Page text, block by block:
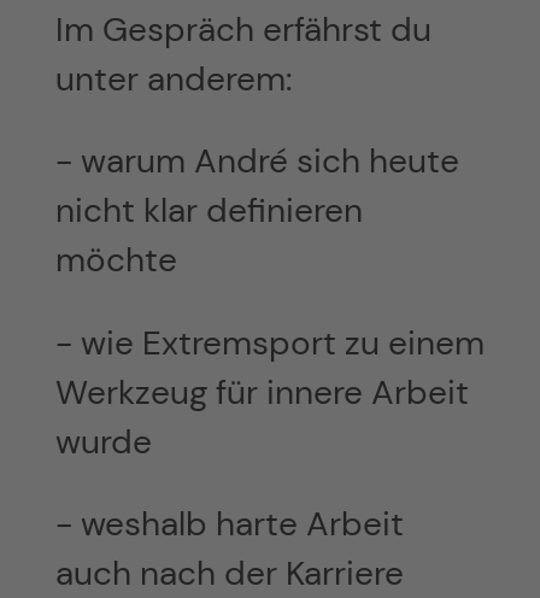
Im Gespräch erfährst du
unter anderem:
- warum André sich heute
nicht klar definieren
möchte
- wie Extremsport zu einem
Werkzeug für innere Arbeit
wurde
- weshalb harte Arbeit
auch nach der Karriere